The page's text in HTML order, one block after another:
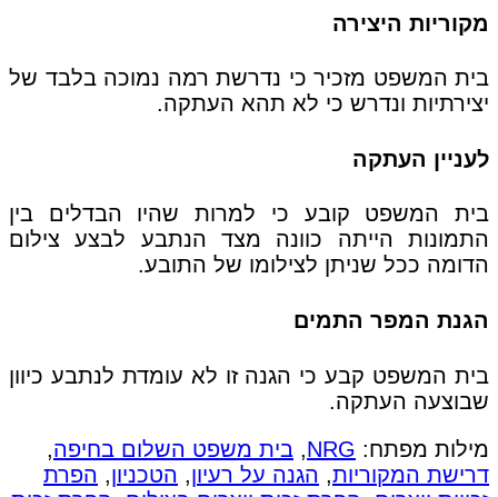
מקוריות היצירה
בית המשפט מזכיר כי נדרשת רמה נמוכה בלבד של
יצירתיות ונדרש כי לא תהא העתקה.
לעניין העתקה
בית המשפט קובע כי למרות שהיו הבדלים בין
התמונות הייתה כוונה מצד הנתבע לבצע צילום
הדומה ככל שניתן לצילומו של התובע.
הגנת המפר התמים
בית המשפט קבע כי הגנה זו לא עומדת לנתבע כיוון
שבוצעה העתקה.
מילות מפתח: NRG
, בית משפט השלום בחיפה,
דרישת המקוריות, הגנה על רעיון, הטכניון, הפרת